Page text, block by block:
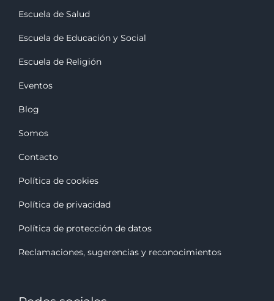
Escuela de Salud
Escuela de Educación y Social
Escuela de Religión
Eventos
Blog
Somos
Contacto
Política de cookies
Política de privacidad
Política de protección de datos
Reclamaciones, sugerencias y reconocimientos